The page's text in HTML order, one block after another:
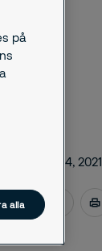
december 14, 2021
på
alla